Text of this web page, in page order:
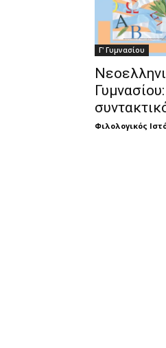
Γ' Γυμνασίου
Φιλολογικός